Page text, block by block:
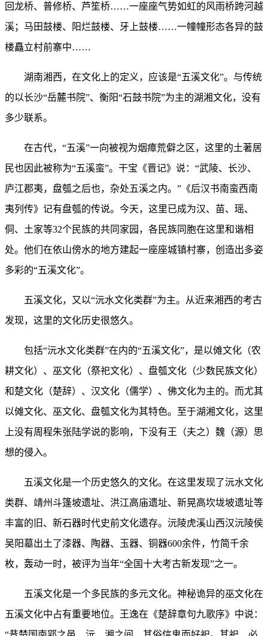
回龙桥、普修桥、芦笙桥……一座座气势如虹的风雨桥跨河越
溪；马田鼓楼、阳烂鼓楼、牙上鼓楼……一幢幢形态各异的鼓
楼矗立村前寨中……
湖南湘西，在文化上的定义，应该是“五溪文化”。与传统
的以长沙“岳麓书院”、衡阳“石鼓书院”为主的湖湘文化，没有
多少联系。
在古代，“五溪”一向被视为烟瘴荒僻之区，这里的土著居
民也因此被称为“五溪蛮”。干宝《晋记》说：“武陵、长沙、
庐江郡夷，盘瓠之后也，杂处五溪之内。”《后汉书南蛮西南
夷列传》记有盘瓠的传说。今天，这里已成为汉、苗、瑶、
侗、土家等32个民族的共同家园，各民族同胞在这里和谐相
处。他们在依山傍水的地方建起一座座城镇村寨，创造出多姿
多彩的“五溪文化”。
五溪文化，又以“沅水文化类群”为主。从近来湘西的考古
发现，这里的文化历史很悠久。
包括“沅水文化类群”在内的“五溪文化”，是以傩文化（农
耕文化）、巫文化（祭祀文化）、盘瓠文化（少数民族文化）
和楚文化（楚辞）、汉文化（儒学）、佛文化为主的。而尤其
以傩文化、巫文化、盘瓠文化为其特色。至于湖湘文化，这里
上没有周程朱张陆学说的影响，下没有王（夫之）魏（源）思
想的侵入。
五溪文化是一个历史悠久的文化。在这里发现了沅水文化
类群、靖州斗篷坡遗址、洪江高庙遗址、新晃高坎垅坡遗址等
丰富的旧、新石器时代史前文化遗存。沅陵虎溪山西汉沅陵侯
吴阳墓出土了漆器、陶器、玉器、铜器600余件，竹简千余
枚，轰动一时，被评为当年“全国十大考古新发现”之一。
五溪文化是一个多民族的多元文化。神秘诡异的巫文化在
五溪文化中占有重要地位。王逸在《楚辞章句九歌序》中说：